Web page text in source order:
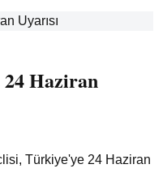
Haziran
Türkiye'ye 24 Haziran